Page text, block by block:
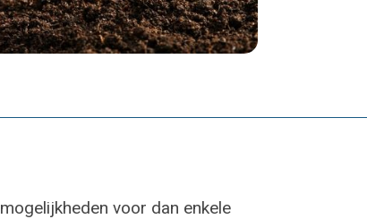
voor dan enkele